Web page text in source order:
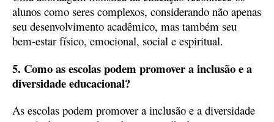
alunos como seres complexos, considerando não apenas
seu desenvolvimento acadêmico, mas também seu
bem-estar físico, emocional, social e espiritual.
5. Como as escolas podem promover a inclusão e a
diversidade educacional?
As escolas podem promover a inclusão e a diversidade